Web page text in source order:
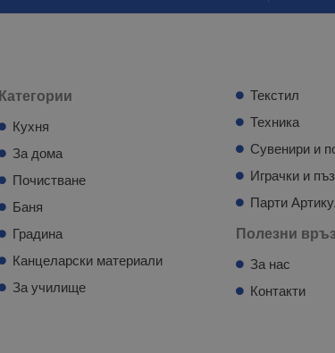
Категории
Кухня
За дома
Почистване
Баня
Градина
Канцеларски материали
За училище
Текстил
Техника
Сувенири и
Играчки и
Парти
Полезни
За нас
Контакти